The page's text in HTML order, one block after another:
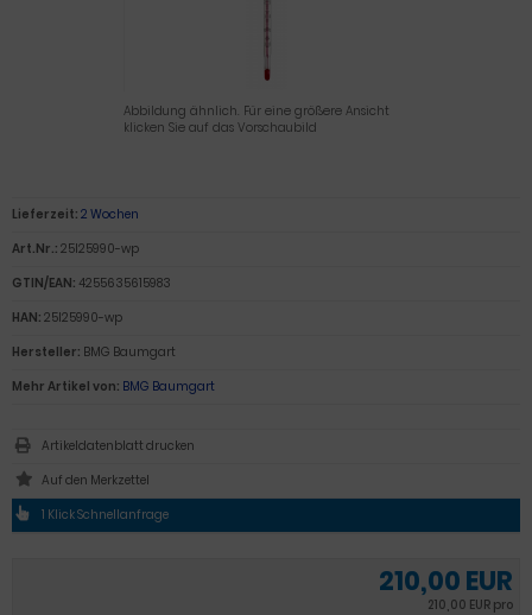
Abbildung ähnlich. Für eine größere Ansicht
klicken Sie auf das Vorschaubild
210,00 EUR
210,00 EUR pro
Lieferzeit: 2 Wochen
Art.Nr.: 25l25990-wp
GTIN/EAN: 4255635615983
HAN: 25l25990-wp
Hersteller: BMG Baumgart
Mehr Artikel von: BMG Baumgart
Artikeldatenblatt drucken
1 Klick Schnellanfrage